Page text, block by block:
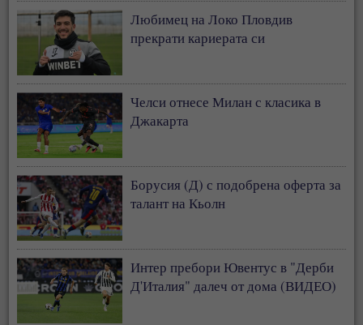
Любимец на Локо Пловдив
прекрати кариерата си
Челси отнесе Милан с класика в
Джакарта
Борусия (Д) с подобрена оферта за
талант на Кьолн
Интер пребори Ювентус в "Дерби
Д'Италия" далеч от дома (ВИДЕО)